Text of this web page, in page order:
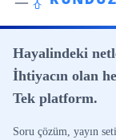
Hayalindeki
İhtiyacın olan
Tek platform.
Soru çözüm, yayın